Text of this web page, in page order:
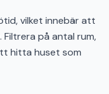
vilket innebär att
på antal rum,
hitta huset som